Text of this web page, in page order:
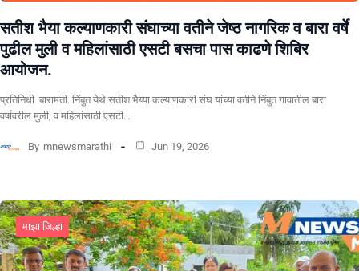
सतीश भैया कल्याणकारी संघाच्या वतीने जेष्ठ नागरिक व बारा वर्षे
पुढील मुली व महिलांसाठी एसटी बसचा पास काढणे शिबिर
आयोजन.
प्रतिनिधी बारामती. निंबुत येथे सतीश भैय्या कल्याणकारी संघ यांच्या वतीने निंबुत गावातील बारा
वर्षावरील मुली, व महिलांसाठी एसटी…
By mnewsmarathi Jun 19, 2026
माझा जिल्हा